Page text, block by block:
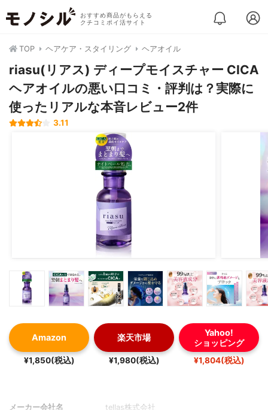
おすすめ商品がもらえる
クチコミポイ活サイト
TOP ヘアケア・スタイリング ヘアオイル
riasu(リアス) ディープモイスチャー CICA
ヘアオイルの悪い口コミ・評判は？実際に
使ったリアルな本音レビュー2件
3.11
Amazon
¥1,850(税込)
楽天市場
¥1,980(税込)
Yahoo!
ショッピング
¥1,804(税込)
メーカー会社名 tellas株式会社